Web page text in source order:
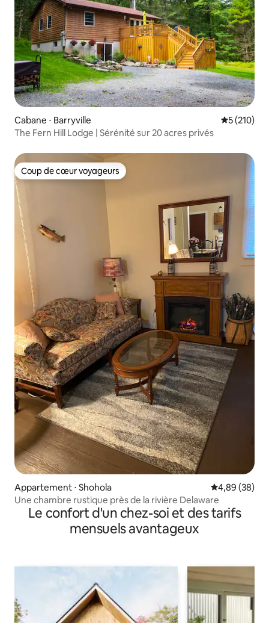
Cabane ⋅ Barryville Évaluation
5 (210)
The Fern Hill Lodge | Sérénité sur 20 acres privés
Coup de cœur voyageurs
Coup de cœur voyageurs
Appartement ⋅ Shohola Évaluation
4,89 (38)
Une chambre rustique près de la rivière Delaware
Le confort d'un chez-soi et des tarifs
mensuels avantageux